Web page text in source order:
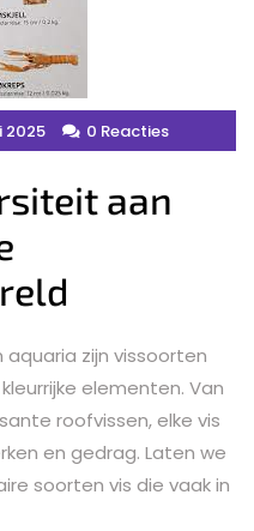
2025 0 Reacties
aan
zijn vissoorten
elementen. Van
roofvissen, elke vis
en gedrag. Laten we
soorten vis die vaak in